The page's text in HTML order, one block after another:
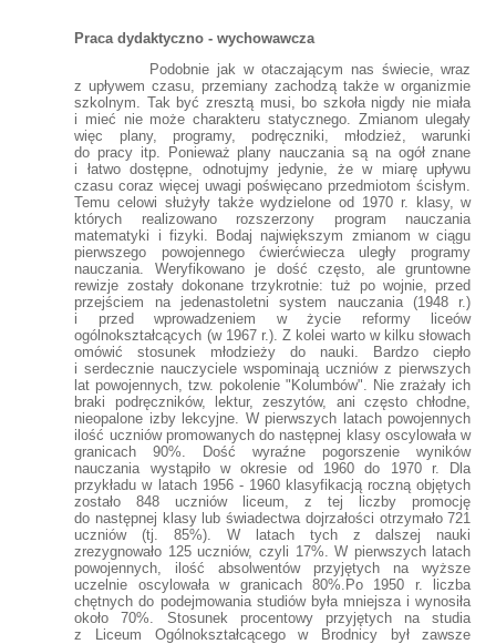
Praca dydaktyczno - wychowawcza
Podobnie jak w otaczającym nas świecie, wraz
z upływem czasu, przemiany zachodzą także w organizmie
szkolnym. Tak być zresztą musi, bo szkoła nigdy nie miała
i mieć nie może charakteru statycznego. Zmianom ulegały
więc plany, programy, podręczniki, młodzież, warunki
do pracy itp. Ponieważ plany nauczania są na ogół znane
i łatwo dostępne, odnotujmy jedynie, że w miarę upływu
czasu coraz więcej uwagi poświęcano przedmiotom ścisłym.
Temu celowi służyły także wydzielone od 1970 r. klasy, w
których realizowano rozszerzony program nauczania
matematyki i fizyki. Bodaj największym zmianom w ciągu
pierwszego powojennego ćwierćwiecza uległy programy
nauczania. Weryfikowano je dość często, ale gruntowne
rewizje zostały dokonane trzykrotnie: tuż po wojnie, przed
przejściem na jedenastoletni system nauczania (1948 r.)
i przed wprowadzeniem w życie reformy liceów
ogólnokształcących (w 1967 r.). Z kolei warto w kilku słowach
omówić stosunek młodzieży do nauki. Bardzo ciepło
i serdecznie nauczyciele wspominają uczniów z pierwszych
lat powojennych, tzw. pokolenie "Kolumbów". Nie zrażały ich
braki podręczników, lektur, zeszytów, ani często chłodne,
nieopalone izby lekcyjne. W pierwszych latach powojennych
ilość uczniów promowanych do następnej klasy oscylowała w
granicach 90%. Dość wyraźne pogorszenie wyników
nauczania wystąpiło w okresie od 1960 do 1970 r. Dla
przykładu w latach 1956 - 1960 klasyfikacją roczną objętych
zostało 848 uczniów liceum, z tej liczby promocję
do następnej klasy lub świadectwa dojrzałości otrzymało 721
uczniów (tj. 85%). W latach tych z dalszej nauki
zrezygnowało 125 uczniów, czyli 17%. W pierwszych latach
powojennych, ilość absolwentów przyjętych na wyższe
uczelnie oscylowała w granicach 80%.Po 1950 r. liczba
chętnych do podejmowania studiów była mniejsza i wynosiła
około 70%. Stosunek procentowy przyjętych na studia
z Liceum Ogólnokształcącego w Brodnicy był zawsze